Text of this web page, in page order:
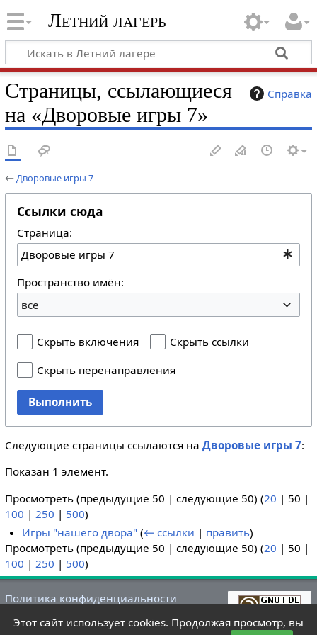
Летний лагерь
Справка
Страницы, ссылающиеся
на «Дворовые игры 7»
←Дворовые игры 7
Ссылки сюда
Страница:
Пространство имён:
все
Скрыть включения
Скрыть ссылки
Скрыть перенаправления
Выполнить
Следующие страницы ссылаются на Дворовые игры 7:
Показан 1 элемент.
Просмотреть (предыдущие 50 | следующие 50) (20 | 50 |
100 | 250 | 500)
Игры "нашего двора" (← ссылки | править)
Просмотреть (предыдущие 50 | следующие 50) (20 | 50 |
100 | 250 | 500)
Политика конфиденциальности
Отказ от ответственности
Этот сайт использует cookies. Продолжая просмотр, вы